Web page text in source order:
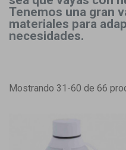
Tenemos una gran
materiales para
necesidades.
Mostrando 31-60 de 66